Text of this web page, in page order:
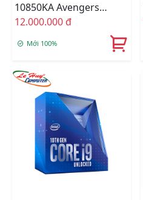
10850KA Avengers
Edition / 20MB / 3.6GHz /
12.000.000 đ
Mới 100%